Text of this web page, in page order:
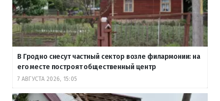
В Гродно снесут частный сектор возле филармонии: на
его месте построят общественный центр
7 АВГУСТА 2026, 15:05